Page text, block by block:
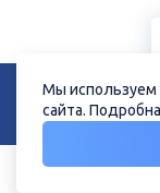
Мы используем
сайта.